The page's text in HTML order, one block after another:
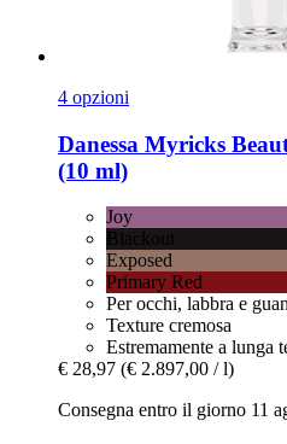
4 opzioni
Danessa Myricks
(10 ml)
Joy
Blackout
Exposed
Primary Red
Per occhi, labbra e
Texture cremosa
Estremamente a lunga
€ 28,97 (€ 2.897,00 / l)
Consegna entro il giorno 11